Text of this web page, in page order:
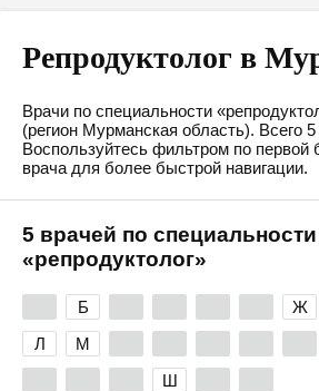
Репродуктолог в
Врачи по специальности
(регион Мурманская область). Всего 5
Воспользуйтесь фильтром по первой
врача для более быстрой навигации.
5 врачей по специальности
«репродуктолог»
Б Ж
Л
М
Ш